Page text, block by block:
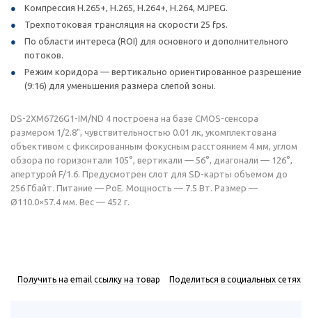
Компрессия H.265+, H.265, H.264+, H.264, MJPEG.
Трехпотоковая трансляция на скорости 25 fps.
По области интереса (ROI) для основного и дополнительного
потоков.
Режим коридора — вертикально ориентированное разрешение
(9:16) для уменьшения размера слепой зоны.
DS-2XM6726G1-IM/ND 4 построена на базе CMOS-сенсора
размером 1/2.8", чувствительностью 0.01 лк, укомплектована
объективом с фиксированным фокусным расстоянием 4 мм, углом
обзора по горизонтали 105°, вертикали — 56°, диагонали — 126°,
апертурой F/1.6. Предусмотрен слот для SD-карты объемом до
256 Гбайт. Питание — PoE. Мощность — 7.5 Вт. Размер —
Ø110.0×57.4 мм. Вес — 452 г.
Получить на email ссылку на товар Поделиться в социальных сетях